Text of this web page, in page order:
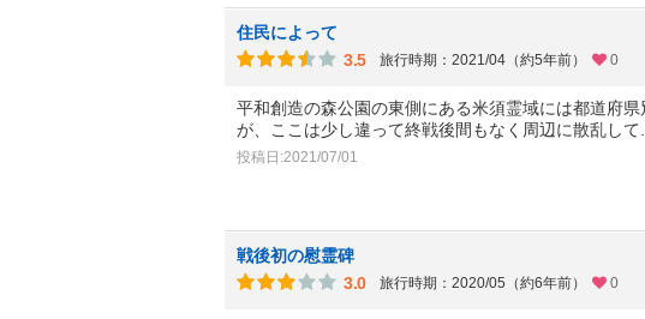
住民によって
3.5
旅行時期：2021/04（約5年前） 0
平和創造の森公園の東側にある米須霊域には都道府
が、ここは少し違って終戦後間もなく周辺に散乱して
投稿日:2021/07/01
戦後初の慰霊碑
3.0
旅行時期：2020/05（約6年前） 0